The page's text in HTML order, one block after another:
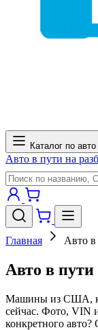
Каталог по авто
Авто в пути на
Главная Авто в
Авто в пути
Машины из США,
сейчас. Фото, VIN
конкретного авто?